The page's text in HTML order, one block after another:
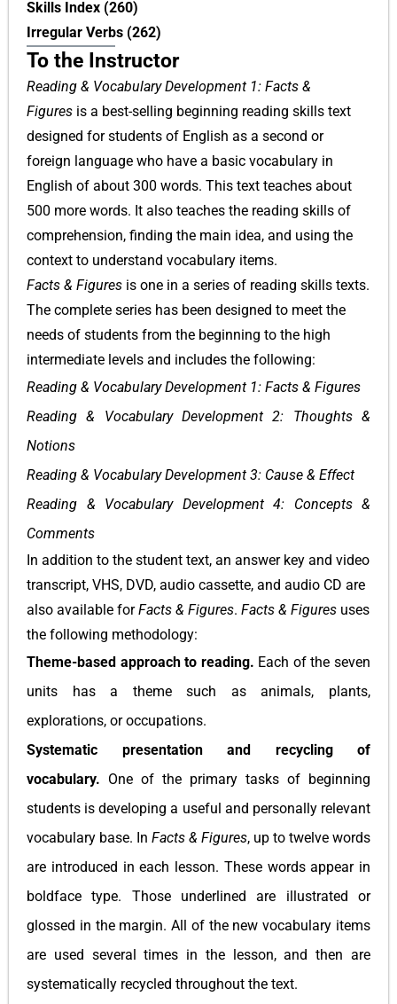
Skills Index (260)
Irregular Verbs (262)
To the Instructor
Reading & Vocabulary Development 1: Facts &
Figures is a best-selling beginning reading skills text
designed for students of English as a second or
foreign language who have a basic vocabulary in
English of about 300 words. This text teaches about
500 more words. It also teaches the reading skills of
comprehension, finding the main idea, and using the
context to understand vocabulary items.
Facts & Figures is one in a series of reading skills texts.
The complete series has been designed to meet the
needs of students from the beginning to the high
intermediate levels and includes the following:
Reading & Vocabulary Development 1: Facts & Figures
Reading & Vocabulary Development 2: Thoughts &
Notions
Reading & Vocabulary Development 3: Cause & Effect
Reading & Vocabulary Development 4: Concepts &
Comments
In addition to the student text, an answer key and video
transcript, VHS, DVD, audio cassette, and audio CD are
also available forFacts & Figures. Facts & Figures uses
the following methodology:
Theme-based approach to reading. Each of the seven
units has a theme such as animals, plants,
explorations, or occupations.
Systematic presentation and recycling of
vocabulary. One of the primary tasks of beginning
students is developing a useful and personally relevant
vocabulary base. In Facts & Figures, up to twelve words
are introduced in each lesson. These words appear in
boldface type. Those underlined are illustrated or
glossed in the margin. All of the new vocabulary items
are used several times in the lesson, and then are
systematically recycled throughout the text.